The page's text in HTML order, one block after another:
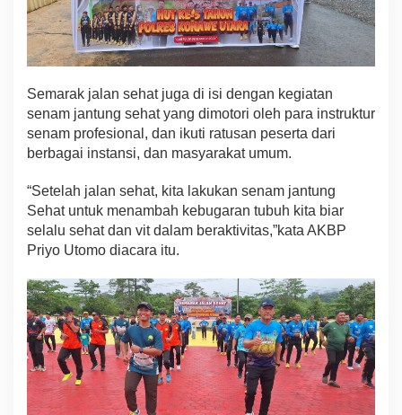
n
i
t
M
t
o
Semarak jalan sehat juga di isi dengan kegiatan
senam jantung sehat yang dimotori oleh para instruktur
senam profesional, dan ikuti ratusan peserta dari
berbagai instansi, dan masyarakat umum.
“Setelah jalan sehat, kita lakukan senam jantung
Sehat untuk menambah kebugaran tubuh kita biar
selalu sehat dan vit dalam beraktivitas,”kata AKBP
Priyo Utomo diacara itu.